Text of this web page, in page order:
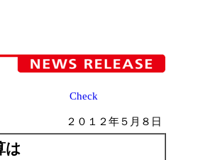
Check
２０１２年５月８日
は